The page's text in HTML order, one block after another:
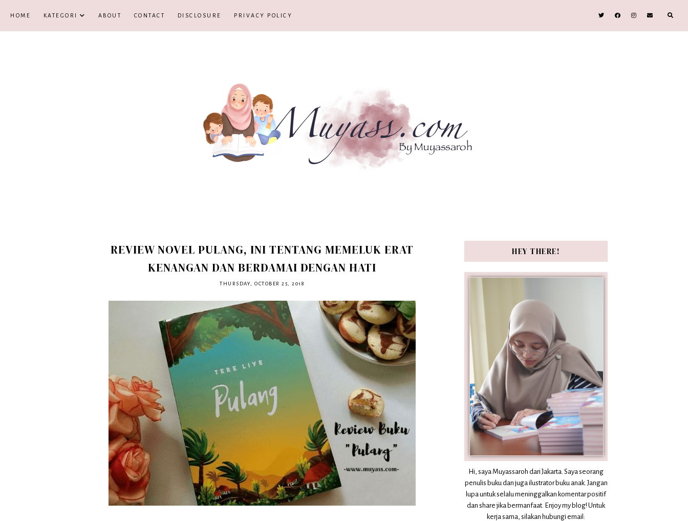
HOME KATEGORI ABOUT CONTACT DISCLOSURE PRIVACY POLICY
REVIEW NOVEL PULANG, INI TENTANG MEMELUK ERAT
KENANGAN DAN BERDAMAI DENGAN HATI
THURSDAY, OCTOBER 25, 2018
HEY THERE!
Hi, saya Muyassaroh dari Jakarta. Saya seorang
penulis buku dan juga ilustrator buku anak. Jangan
lupa untuk selalu meninggalkan komentar positif
dan share jika bermanfaat. Enjoy my blog! Untuk
kerja sama, silakan hubungi email: